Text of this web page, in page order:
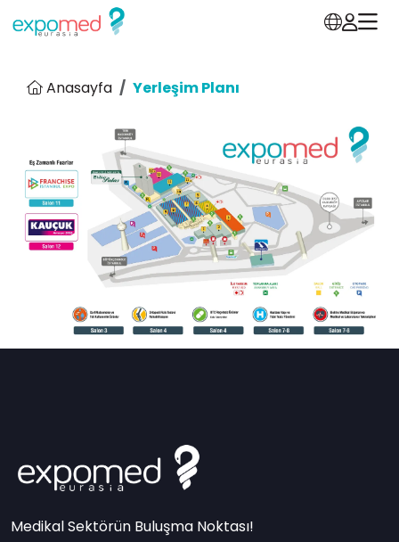
Anasayfa Yerleşim Planı
Medikal Sektörün Buluşma Noktası!